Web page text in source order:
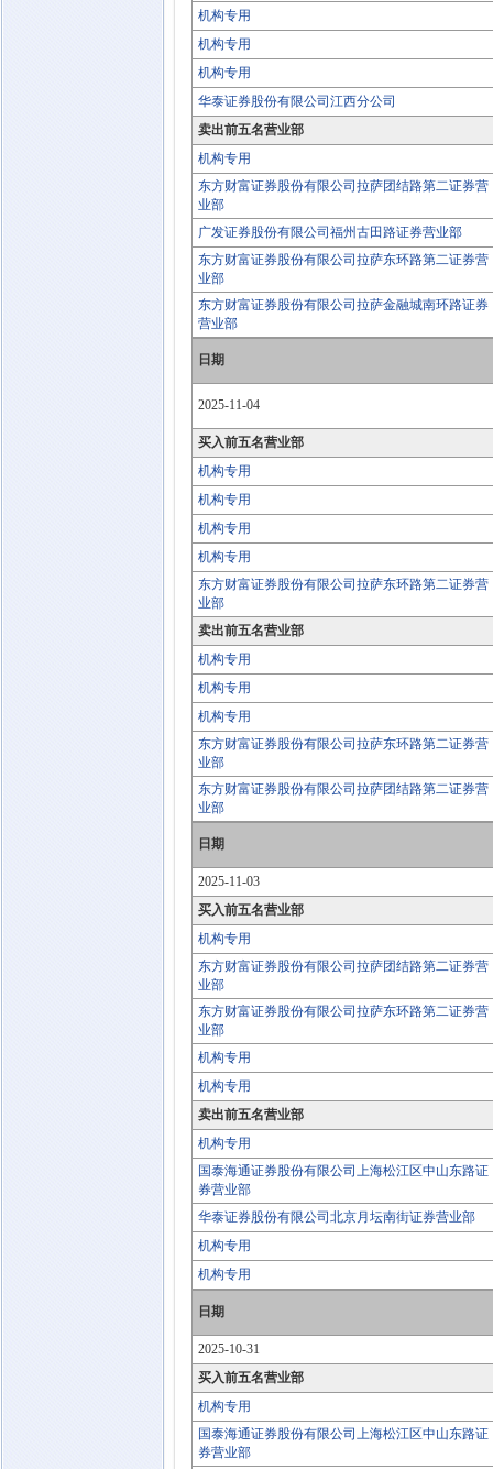
机构专用
机构专用
机构专用
华泰证券股份有限公司江西分公司
卖出前五名营业部
机构专用
东方财富证券股份有限公司拉萨团结路第二证券营
业部
广发证券股份有限公司福州古田路证券营业部
东方财富证券股份有限公司拉萨东环路第二证券营
业部
东方财富证券股份有限公司拉萨金融城南环路证券
营业部
日期
2025-11-04
买入前五名营业部
机构专用
机构专用
机构专用
机构专用
东方财富证券股份有限公司拉萨东环路第二证券营
业部
卖出前五名营业部
机构专用
机构专用
机构专用
东方财富证券股份有限公司拉萨东环路第二证券营
业部
东方财富证券股份有限公司拉萨团结路第二证券营
业部
日期
2025-11-03
买入前五名营业部
机构专用
东方财富证券股份有限公司拉萨团结路第二证券营
业部
东方财富证券股份有限公司拉萨东环路第二证券营
业部
机构专用
机构专用
卖出前五名营业部
机构专用
国泰海通证券股份有限公司上海松江区中山东路证
券营业部
华泰证券股份有限公司北京月坛南街证券营业部
机构专用
机构专用
日期
2025-10-31
买入前五名营业部
机构专用
国泰海通证券股份有限公司上海松江区中山东路证
券营业部